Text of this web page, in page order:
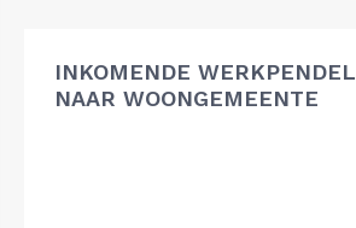
INKOMENDE WERKPENDEL
NAAR WOONGEMEENTE